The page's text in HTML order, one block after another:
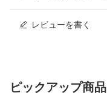
レビューを書く
ピックアップ商品